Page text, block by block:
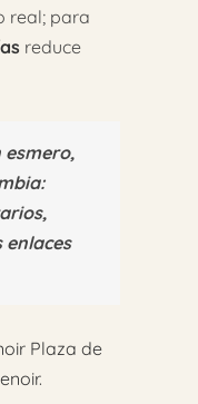
real; para
reduce
esmero,
enlaces
Plaza de
.